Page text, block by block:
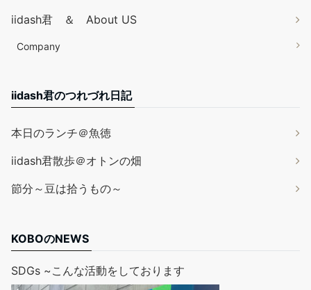
iidash君 ＆ About US
Company
iidash君のつれづれ日記
本日のランチ＠魚徳
iidash君散歩＠オトンの畑
節分～豆は拾うもの～
KOBOのNEWS
SDGs ~こんな活動をしております